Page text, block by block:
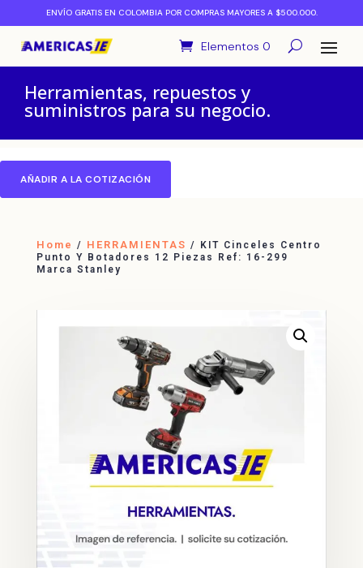
ENVÍO GRATIS EN COLOMBIA POR COMPRAS MAYORES A $500.000.
Elementos 0
Herramientas, repuestos y
suministros para su negocio.
AÑADIR A LA COTIZACIÓN
Home / HERRAMIENTAS / KIT Cinceles Centro
Punto Y Botadores 12 Piezas Ref: 16-299
Marca Stanley